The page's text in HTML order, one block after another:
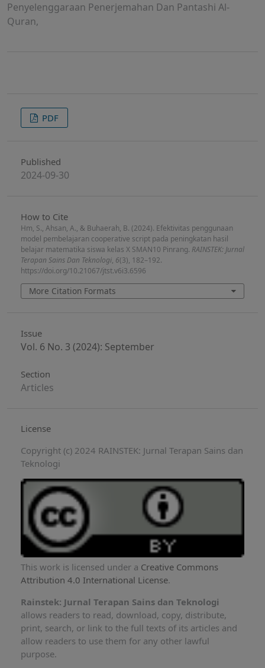
Penyelenggaraan Penerjemahan Dan Pantashi Al-
Quran,
PDF
Published
2024-09-30
How to Cite
Hm, S., Ahsan, A., & Buhaerah, B. (2024). Efektivitas penggunaan
model pembelajaran cooperative script pada peningkatan hasil
belajar matematika siswa kelas X SMAN10 Pinrang. RAINSTEK: Jurnal
Terapan Sains Dan Teknologi, 6(3), 182–192.
https://doi.org/10.21067/jtst.v6i3.6596
More Citation Formats
Issue
Vol. 6 No. 3 (2024): September
Section
Articles
License
Copyright (c) 2024 RAINSTEK: Jurnal Terapan Sains dan
Teknologi
This work is licensed under a Creative Commons
Attribution 4.0 International License.
Rainstek: Jurnal Terapan Sains dan Teknologi
allows readers to read, download, copy, distribute,
print, search, or link to the full texts of its articles and
allow readers to use them for any other lawful
purpose.